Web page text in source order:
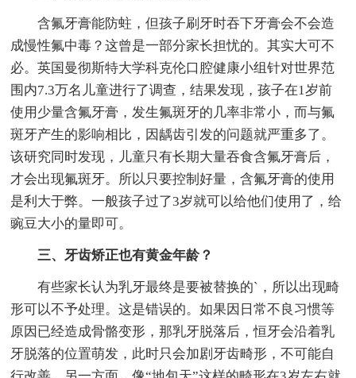
含氟牙膏能防蛀，但孩子刷牙时吞下牙膏会不会造
成慢性氟中毒？这曾是一部分家长担忧的。其实大可不
必。英国曼彻斯特大学科克伦口腔健康小组针对世界范
围内7.3万名儿童进行了调查，结果发现，孩子在1岁前
使用少量含氟牙膏，发生氟斑牙的几率非常小，而与氟
斑牙产生的影响相比，因龋齿引发的问题就严重多了。
该研究同时发现，儿童只有长期大量吞食含氟牙膏后，
才会出现氟斑牙。所以只要控制好量，含氟牙膏的使用
是利大于弊。一般孩子过了3岁就可以给他们使用了，给
豌豆大小的量即可。
三、牙齿矫正也有黄金年龄？
有些家长认为乳牙最终是要被替换的`，所以出现畸
形可以不予处理。这是错误的。如果因日常不良习惯等
原因已经造成骨骼变形，那乳牙脱落后，恒牙会沿着乳
牙脱落的位置萌发，此时只会加剧牙齿畸形，不可能自